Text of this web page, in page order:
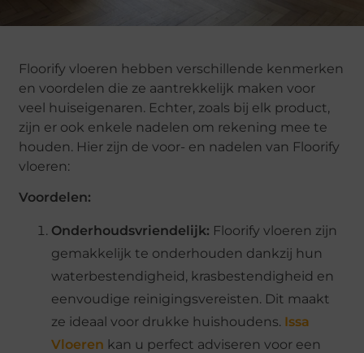
Floorify vloeren hebben verschillende kenmerken
en voordelen die ze aantrekkelijk maken voor
veel huiseigenaren. Echter, zoals bij elk product,
zijn er ook enkele nadelen om rekening mee te
houden. Hier zijn de voor- en nadelen van Floorify
vloeren:
Voordelen:
Onderhoudsvriendelijk: Floorify vloeren zijn
gemakkelijk te onderhouden dankzij hun
waterbestendigheid, krasbestendigheid en
eenvoudige reinigingsvereisten. Dit maakt
ze ideaal voor drukke huishoudens. Issa
Vloeren kan u perfect adviseren voor een